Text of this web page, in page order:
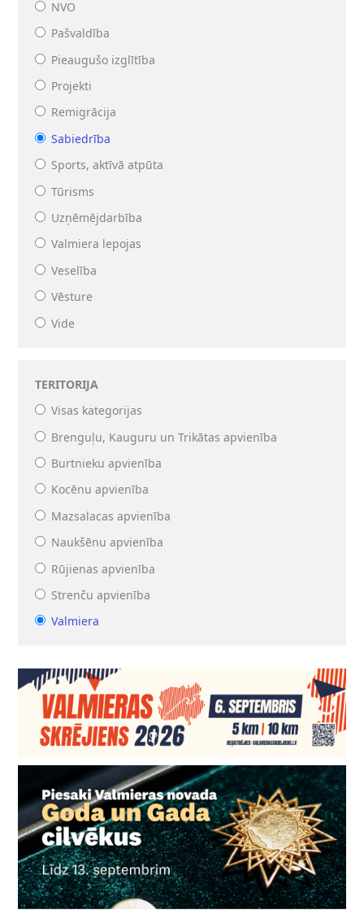
NVO
Pašvaldība
Pieaugušo izglītība
Projekti
Remigrācija
Sabiedrība
Sports, aktīvā atpūta
Tūrisms
Uzņēmējdarbība
Valmiera lepojas
Veselība
Vēsture
Vide
TERITORIJA
Visas kategorijas
Brenguļu, Kauguru un Trikātas apvienība
Burtnieku apvienība
Kocēnu apvienība
Mazsalacas apvienība
Naukšēnu apvienība
Rūjienas apvienība
Strenču apvienība
Valmiera